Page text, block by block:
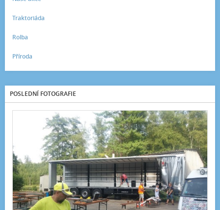
Traktoriáda
Rolba
Příroda
POSLEDNÍ FOTOGRAFIE